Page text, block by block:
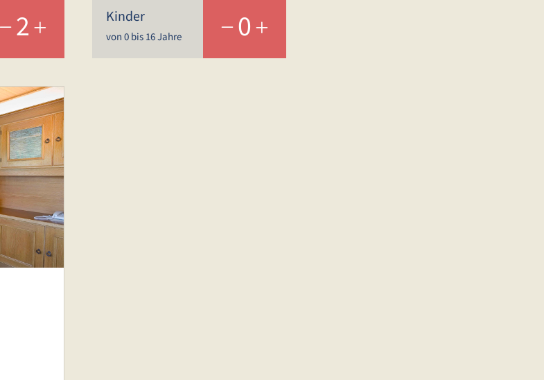
2 Kinder
von 0 bis 16 Jahre 0